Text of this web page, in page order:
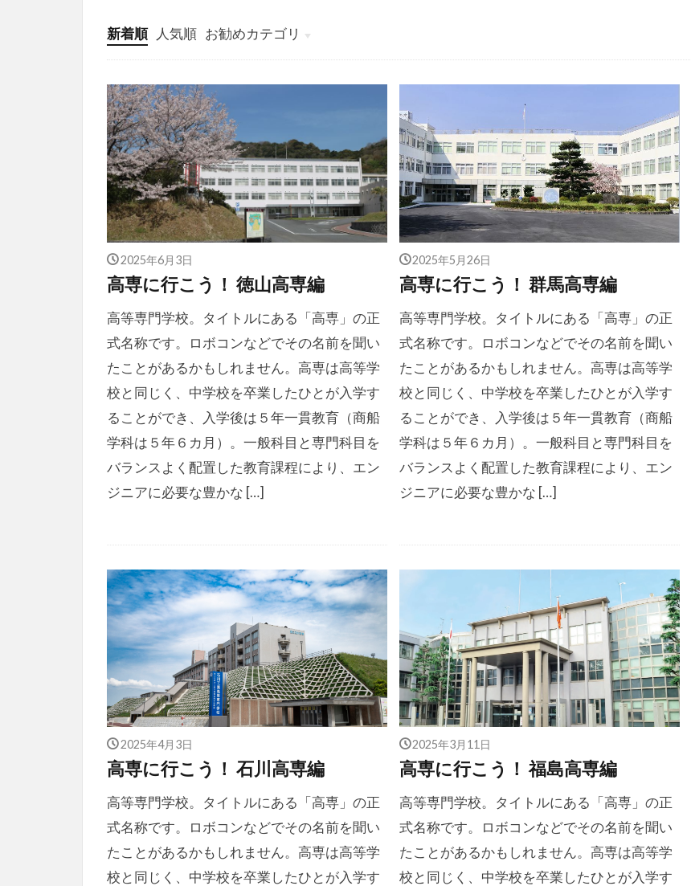
新着順 人気順 お勧めカテゴリ
投稿
学び
マンガ
電子書籍
2025年6月3日
高専に行こう！ 徳山高専編
高等専門学校。タイトルにある「高専」の正
式名称です。ロボコンなどでその名前を聞い
たことがあるかもしれません。高専は高等学
校と同じく、中学校を卒業したひとが入学す
ることができ、入学後は５年一貫教育（商船
学科は５年６カ月）。一般科目と専門科目を
バランスよく配置した教育課程により、エン
ジニアに必要な豊かな […]
2025年5月26日
高専に行こう！ 群馬高専編
高等専門学校。タイトルにある「高専」の正
式名称です。ロボコンなどでその名前を聞い
たことがあるかもしれません。高専は高等学
校と同じく、中学校を卒業したひとが入学す
ることができ、入学後は５年一貫教育（商船
学科は５年６カ月）。一般科目と専門科目を
バランスよく配置した教育課程により、エン
ジニアに必要な豊かな […]
2025年4月3日
高専に行こう！ 石川高専編
高等専門学校。タイトルにある「高専」の正
式名称です。ロボコンなどでその名前を聞い
たことがあるかもしれません。高専は高等学
校と同じく、中学校を卒業したひとが入学す
2025年3月11日
高専に行こう！ 福島高専編
高等専門学校。タイトルにある「高専」の正
式名称です。ロボコンなどでその名前を聞い
たことがあるかもしれません。高専は高等学
校と同じく、中学校を卒業したひとが入学す